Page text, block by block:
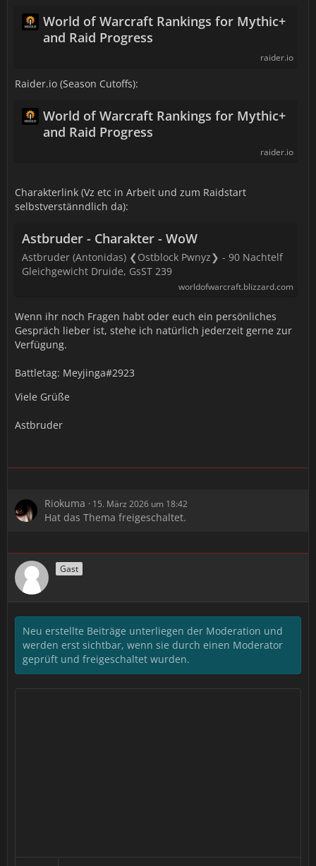
World of Warcraft Rankings for Mythic+
and Raid Progress
raider.io
Raider.io (Season Cutoffs):
World of Warcraft Rankings for Mythic+
and Raid Progress
raider.io
Charakterlink (Vz etc in Arbeit und zum Raidstart
selbstverstänndlich da):
Astbruder - Charakter - WoW
Astbruder (Antonidas) ❮Ostblock Pwnyz❯ - 90 Nachtelf
Gleichgewicht Druide, GsST 239
worldofwarcraft.blizzard.com
Wenn ihr noch Fragen habt oder euch ein persönliches
Gespräch lieber ist, stehe ich natürlich jederzeit gerne zur
Verfügung.
Battletag: Meyjinga#2923
Viele Grüße
Astbruder
Riokuma 15. März 2026 um 18:42
Hat das Thema freigeschaltet.
Gast
Neu erstellte Beiträge unterliegen der Moderation und
werden erst sichtbar, wenn sie durch einen Moderator
geprüft und freigeschaltet wurden.